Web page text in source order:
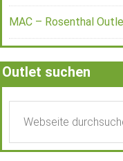
MAC – Rosenthal
Outlet suchen